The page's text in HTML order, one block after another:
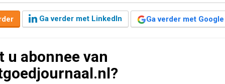
straks dakloos’
komt niet van de grond, studentenhuizen
woningen gerenoveerd waardoor ze tijdelijk
Ga verder met LinkedIn Ga verder met Google
u abonnee van